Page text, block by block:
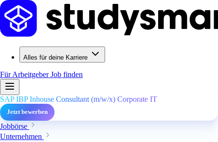
Alles für deine Karriere
Für ArbeitgeberJob finden
SAP IBP Inhouse Consultant (m/w/x) Corporate IT
Jetzt bewerben
Jobbörse
Unternehmen